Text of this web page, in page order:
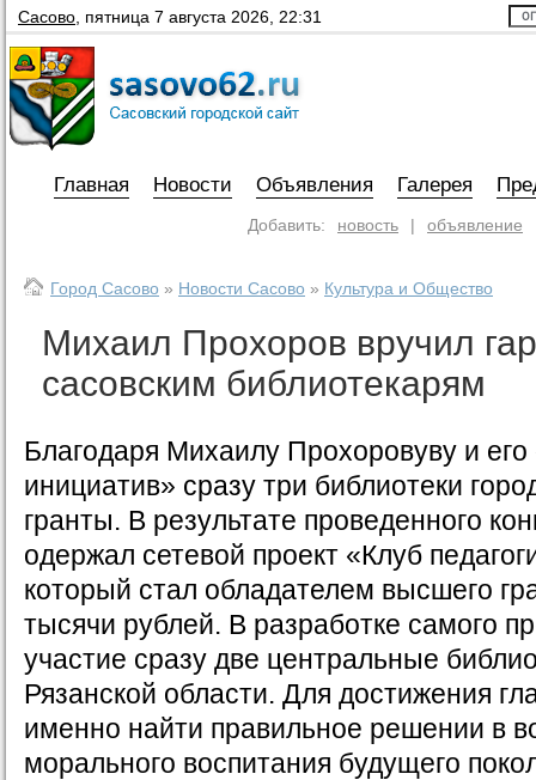
Сасово пятница 7 августа 2026, 22:31
Главная Новости Объявления Галерея
Добавить: новость | объявление
Город Сасово » Новости Сасово » Культура и Общество
Михаил Прохоров вручил
сасовским библиотекарям
Благодаря Михаилу Прохоровуву и
инициатив» сразу три библиотеки
гранты. В результате проведенного
одержал сетевой проект «Клуб
который стал обладателем высшего
тысячи рублей. В разработке самого
участие сразу две центральные
Рязанской области. Для достижения
именно найти правильное решении в
морального воспитания будущего